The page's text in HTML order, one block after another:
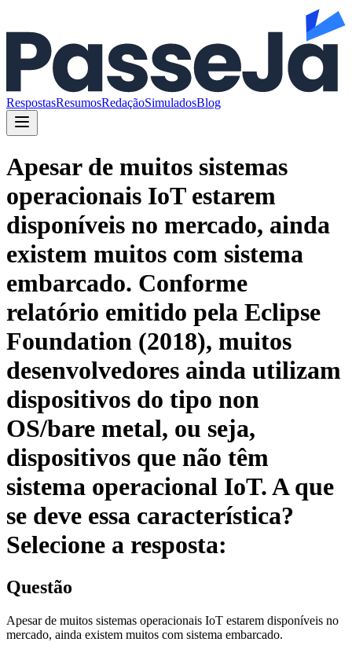
RespostasResumosRedaçãoSimuladosBlog
Apesar de muitos sistemas
operacionais IoT estarem
disponíveis no mercado, ainda
existem muitos com sistema
embarcado. Conforme
relatório emitido pela Eclipse
Foundation (2018), muitos
desenvolvedores ainda utilizam
dispositivos do tipo non
OS/bare metal, ou seja,
dispositivos que não têm
sistema operacional IoT. A que
se deve essa característica?
Selecione a resposta:
Questão
Apesar de muitos sistemas operacionais IoT estarem disponíveis no
mercado, ainda existem muitos com sistema embarcado.